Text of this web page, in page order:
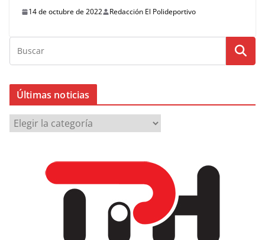
14 de octubre de 2022 Redacción El Polideportivo
Últimas noticias
Ú
l